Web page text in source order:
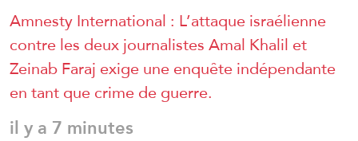
Amnesty International : L’attaque israélienne
contre les deux journalistes Amal Khalil et
Zeinab Faraj exige une enquête indépendante
en tant que crime de guerre.
il y a 7 minutes